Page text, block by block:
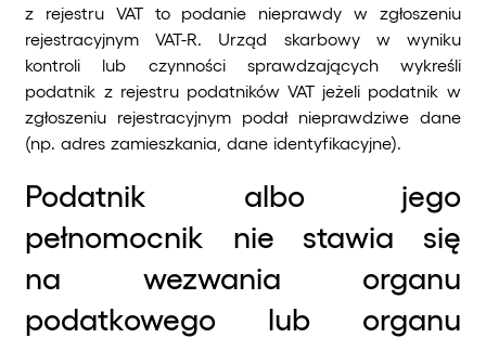
z rejestru VAT to podanie nieprawdy w zgłoszeniu
rejestracyjnym VAT-R. Urząd skarbowy w wyniku
kontroli lub czynności sprawdzających wykreśli
podatnik z rejestru podatników VAT jeżeli podatnik w
zgłoszeniu rejestracyjnym podał nieprawdziwe dane
(np. adres zamieszkania, dane identyfikacyjne).
Podatnik albo jego
pełnomocnik nie stawia się
na wezwania organu
podatkowego lub organu